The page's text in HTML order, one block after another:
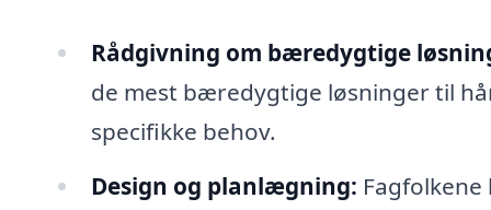
Rådgivning om bæredygtige
de mest bæredygtige løsninger til
specifikke behov.
Design og planlægning: